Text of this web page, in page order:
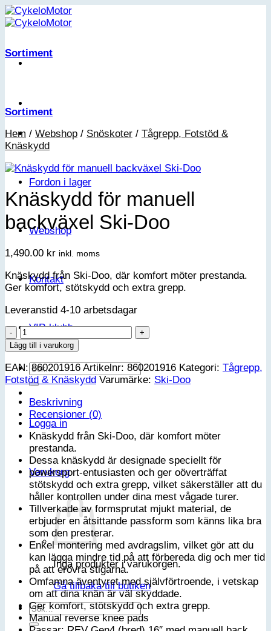
Skip
to
Fordon i lager
Webshop
Kontakt
VIP-klubb
Sök
efter:
Logga in
Varukorg
Inga produkter i varukorgen.
Gå tillbaka till butiken
Sök
efter:
Sortiment
Sortiment
Hem / Webshop / Snöskoter / Tågrepp, Fotstöd &
Knäskydd
Knäskydd för manuell
backväxel Ski-Doo
1,490.00 kr inkl. moms
Knäskydd från Ski-Doo, där komfort möter prestanda.
Ger komfort, stötskydd och extra grepp.
Leveranstid 4-10 arbetsdagar
Knäskydd
för
backväxel
Ski-
Doo
mängd
Lägg till i varukorg
EAN: 860201916 Artikelnr: 860201916 Kategori: Tågrepp,
Fotstöd & Knäskydd Varumärke: Ski-Doo
Beskrivning
Recensioner (0)
Knäskydd från Ski-Doo, där komfort möter
prestanda.
Dessa knäskydd är designade speciellt för
powersport-entusiasten och ger oöverträffat
stötskydd och extra grepp, vilket säkerställer att du
håller kontrollen under dina mest vågade turer.
Tillverkade av formsprutat mjukt material, de
erbjuder en åtsittande passform som känns lika bra
som den presterar.
Enkel montering med avdragslim, vilket gör att du
kan lägga mindre tid på att förbereda dig och mer tid
på att erövra stigarna.
Omfamna äventyret med självförtroende, i vetskap
om att dina knän är väl skyddade.
Ger komfort, stötskydd och extra grepp.
Manual reverse knee pads